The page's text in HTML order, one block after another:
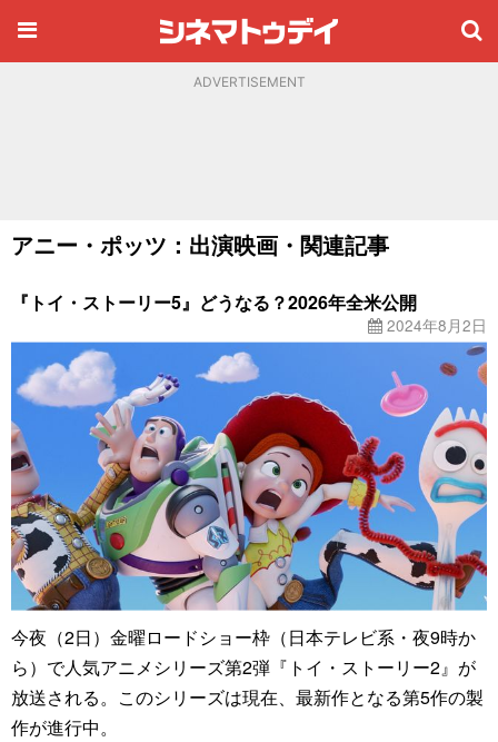
ADVERTISEMENT
アニー・ポッツ：出演映画・関連記事
『トイ・ストーリー5』どうなる？2026年全米公開
2024年8月2日
今夜（2日）金曜ロードショー枠（日本テレビ系・夜9時か
ら）で人気アニメシリーズ第2弾『トイ・ストーリー2』が
放送される。このシリーズは現在、最新作となる第5作の製
作が進行中。